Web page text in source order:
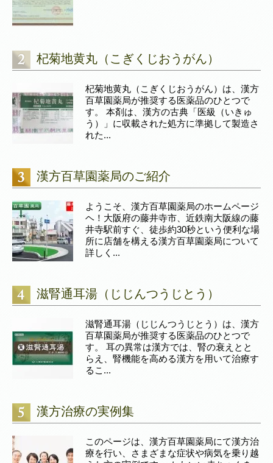
杞菊地黄丸（こぎくじおうがん）
杞菊地黄丸（こぎくじおうがん）は、漢方
百草園薬局が推奨する医薬品のひとつで
す。 本剤は、漢方の古典「医級（いきゅ
う）」に収載された処方に準拠して製造さ
れた...
漢方百草園薬局のご紹介
ようこそ、漢方百草園薬局のホームページ
ヘ！大阪府の藤井寺市、近鉄南大阪線の藤
井寺駅前すぐ、徒歩約30秒という便利な場
所に店舗を構える漢方百草園薬局について
詳しく...
滋腎通耳湯（じじんつうじとう）
滋腎通耳湯（じじんつうじとう）は、漢方
百草園薬局が推奨する医薬品のひとつで
す。 耳の異常は漢方では、腎の衰えとと
らえ、腎機能を高める漢方を用いて治療す
るこ...
漢方治療の実例集
このページは、漢方百草園薬局にて漢方治
療を行い、さまざまな症状や病気を乗り越